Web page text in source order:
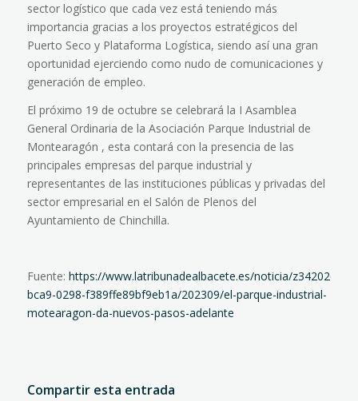
sector logístico que cada vez está teniendo más
importancia gracias a los proyectos estratégicos del
Puerto Seco y Plataforma Logística, siendo así una gran
oportunidad ejerciendo como nudo de comunicaciones y
generación de empleo.
El próximo 19 de octubre se celebrará la I Asamblea
General Ordinaria de la Asociación Parque Industrial de
Montearagón , esta contará con la presencia de las
principales empresas del parque industrial y
representantes de las instituciones públicas y privadas del
sector empresarial en el Salón de Plenos del
Ayuntamiento de Chinchilla.
Fuente: https://www.latribunadealbacete.es/noticia/z342026f6-
bca9-0298-f389ffe89bf9eb1a/202309/el-parque-industrial-
motearagon-da-nuevos-pasos-adelante
Compartir esta entrada